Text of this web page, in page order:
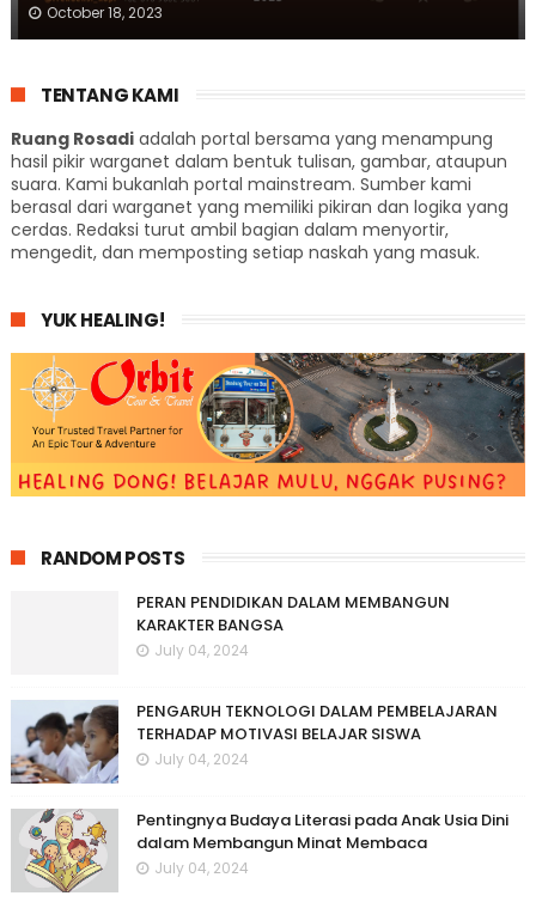
October 18, 2023
TENTANG KAMI
Ruang Rosadiadalah portal bersama yang menampung
hasil pikir warganet dalam bentuk tulisan, gambar, ataupun
suara. Kami bukanlah portal mainstream. Sumber kami
berasal dari warganet yang memiliki pikiran dan logika yang
cerdas. Redaksi turut ambil bagian dalam menyortir,
mengedit, dan memposting setiap naskah yang masuk.
YUK HEALING!
RANDOM POSTS
PERAN PENDIDIKAN DALAM MEMBANGUN
KARAKTER BANGSA
July 04, 2024
PENGARUH TEKNOLOGI DALAM PEMBELAJARAN
TERHADAP MOTIVASI BELAJAR SISWA
July 04, 2024
Pentingnya Budaya Literasi pada Anak Usia Dini
dalam Membangun Minat Membaca
July 04, 2024